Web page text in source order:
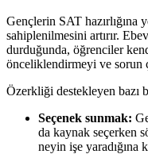
Gençlerin SAT hazırlığına
sahiplenilmesini artırır.
durduğunda, öğrenciler
önceliklendirmeyi ve sorun
Özerkliği destekleyen bazı
Seçenek sunmak:
da kaynak seçerken
neyin işe yaradığına